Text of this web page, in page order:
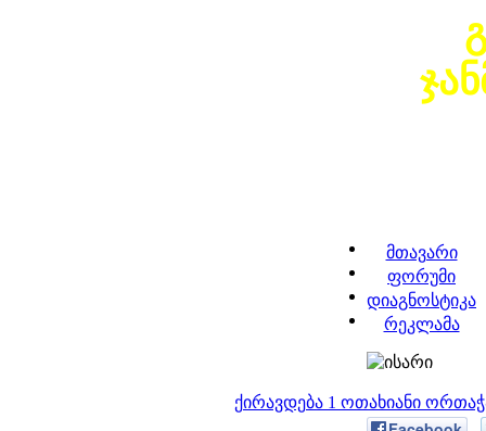
მთავარი
ფორუმი
დიაგნოსტიკა
რეკლამა
ქირავდება 1 ოთახიანი